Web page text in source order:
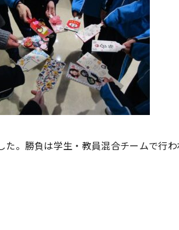
。勝負は学生・教員混合チームで行